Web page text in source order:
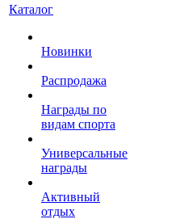
Каталог
Новинки
Распродажа
Награды по
видам спорта
Универсальные
награды
Активный
отдых